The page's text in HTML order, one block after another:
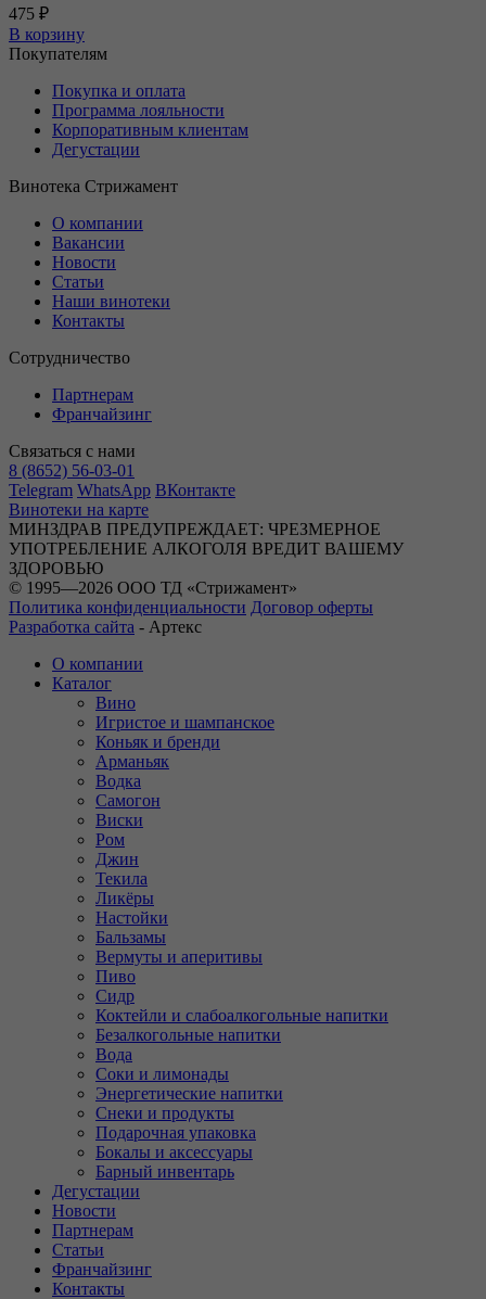
475 ₽
В корзину
Покупателям
Покупка и оплата
Программа лояльности
Корпоративным клиентам
Дегустации
Винотека Стрижамент
О компании
Вакансии
Новости
Статьи
Наши винотеки
Контакты
Сотрудничество
Партнерам
Франчайзинг
Связаться с нами
8 (8652) 56-03-01
Telegram WhatsApp ВКонтакте
Винотеки на карте
МИНЗДРАВ ПРЕДУПРЕЖДАЕТ: ЧРЕЗМЕРНОЕ
УПОТРЕБЛЕНИЕ АЛКОГОЛЯ ВРЕДИТ ВАШЕМУ
ЗДОРОВЬЮ
© 1995—2026 ООО ТД «Стрижамент»
Политика конфиденциальности Договор оферты
Разработка сайта - Артекс
О компании
Каталог
Вино
Игристое и шампанское
Коньяк и бренди
Арманьяк
Водка
Самогон
Виски
Ром
Джин
Текила
Ликёры
Настойки
Бальзамы
Вермуты и аперитивы
Пиво
Сидр
Коктейли и слабоалкогольные напитки
Безалкогольные напитки
Вода
Соки и лимонады
Энергетические напитки
Снеки и продукты
Подарочная упаковка
Бокалы и аксессуары
Барный инвентарь
Дегустации
Новости
Партнерам
Статьи
Франчайзинг
Контакты